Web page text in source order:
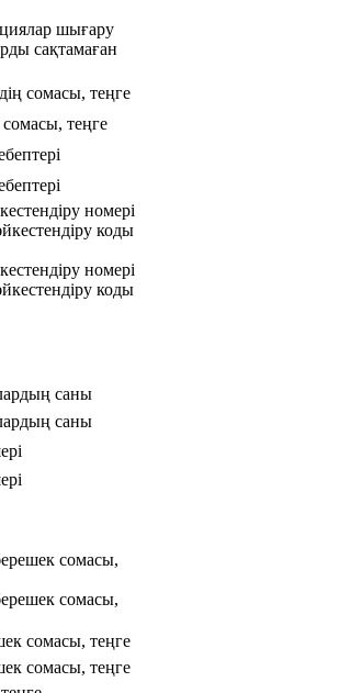
шығару
сақтамаған
сомасы, теңге
теңге
номері
коды
номері
коды
саны
саны
сомасы,
сомасы,
сомасы, теңге
сомасы, теңге